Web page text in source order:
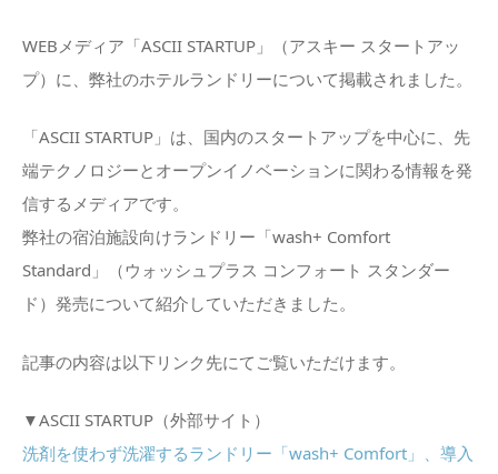
WEBメディア「ASCII STARTUP」（アスキー スタートアッ
プ）に、弊社のホテルランドリーについて掲載されました。
「ASCII STARTUP」は、国内のスタートアップを中心に、先
端テクノロジーとオープンイノベーションに関わる情報を発
信するメディアです。
弊社の宿泊施設向けランドリー「wash+ Comfort
Standard」（ウォッシュプラス コンフォート スタンダー
ド）発売について紹介していただきました。
記事の内容は以下リンク先にてご覧いただけます。
▼ASCII STARTUP（外部サイト）
洗剤を使わず洗濯するランドリー「wash+ Comfort」、導入